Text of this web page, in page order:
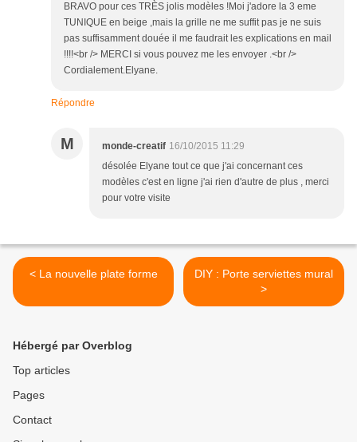
BRAVO pour ces TRÈS jolis modèles !Moi j'adore la 3 eme
TUNIQUE en beige ,mais la grille ne me suffit pas je ne suis
pas suffisamment douée il me faudrait les explications en mail
!!!!<br /> MERCI si vous pouvez me les envoyer .<br />
Cordialement.Elyane.
Répondre
M monde-creatif 16/10/2015 11:29
désolée Elyane tout ce que j'ai concernant ces
modèles c'est en ligne j'ai rien d'autre de plus , merci
pour votre visite
< La nouvelle plate forme
DIY : Porte serviettes mural
>
Hébergé par Overblog
Top articles
Pages
Contact